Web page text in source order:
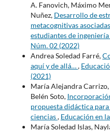
A. Fanovich, Máximo
Nuñez, Desarrollo de
metacognitivas
estudiantes de ingeniería
Núm. 02 (2022)
Andrea Soledad Farré,
aquí y de allá…,
(2021)
María Alejandra
Belén Soto,
propuesta didáctica para
ciencias, Educación en
María Soledad Islas,